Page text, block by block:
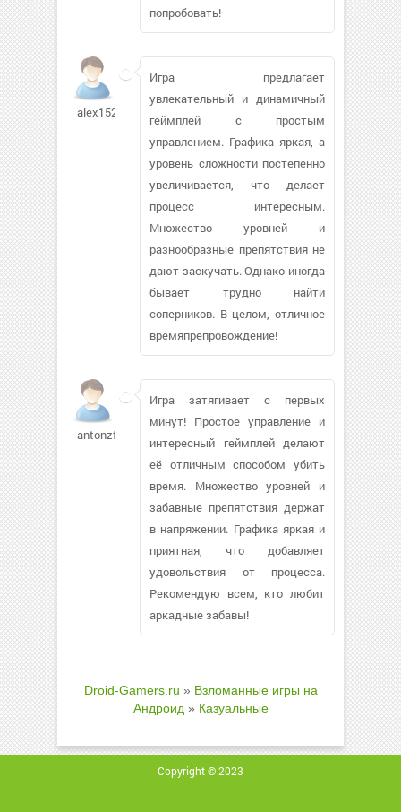
попробовать!
alex15299823
Игра предлагает
увлекательный и динамичный
геймплей с простым
управлением. Графика яркая, а
уровень сложности постепенно
увеличивается, что делает
процесс интересным.
Множество уровней и
разнообразные препятствия не
дают заскучать. Однако иногда
бывает трудно найти
соперников. В целом, отличное
времяпрепровождение!
antonzf780
Игра затягивает с первых
минут! Простое управление и
интересный геймплей делают
её отличным способом убить
время. Множество уровней и
забавные препятствия держат
в напряжении. Графика яркая и
приятная, что добавляет
удовольствия от процесса.
Рекомендую всем, кто любит
аркадные забавы!
Droid-Gamers.ru » Взломанные игры на
Андроид » Казуальные
Copyright © 2023